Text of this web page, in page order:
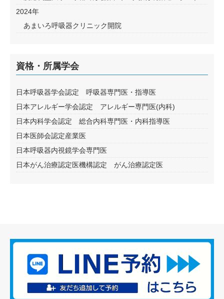
2024年
あまいろ呼吸器クリニック開院
資格・所属学会
日本呼吸器学会認定 呼吸器専門医・指導医
日本アレルギー学会認定 アレルギー専門医(内科)
日本内科学会認定 総合内科専門医・内科指導医
日本医師会認定産業医
日本呼吸器内視鏡学会専門医
日本がん治療認定医機構認定 がん治療認定医